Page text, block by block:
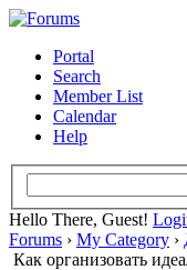
Portal
Search
Member List
Calendar
Help
Hello There, Guest!
Forums › My Category ›
Как организовать